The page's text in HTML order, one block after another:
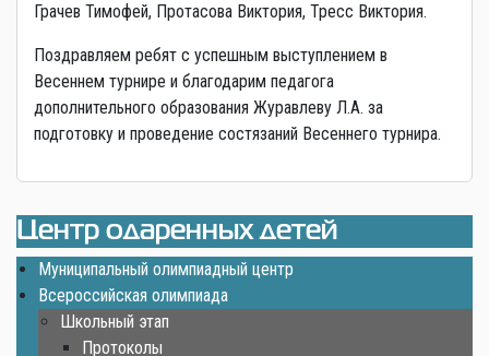
Грачев Тимофей, Протасова Виктория, Тресс Виктория.
Поздравляем ребят с успешным выступлением в
Весеннем турнире и благодарим педагога
дополнительного образования Журавлеву Л.А. за
подготовку и проведение состязаний Весеннего турнира.
Центр одаренных детей
Муниципальный олимпиадный центр
Всероссийская олимпиада
Школьный этап
Протоколы